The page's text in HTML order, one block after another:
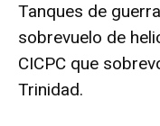
Tanques de
sobrevuelo de
CICPC que
Trinidad.